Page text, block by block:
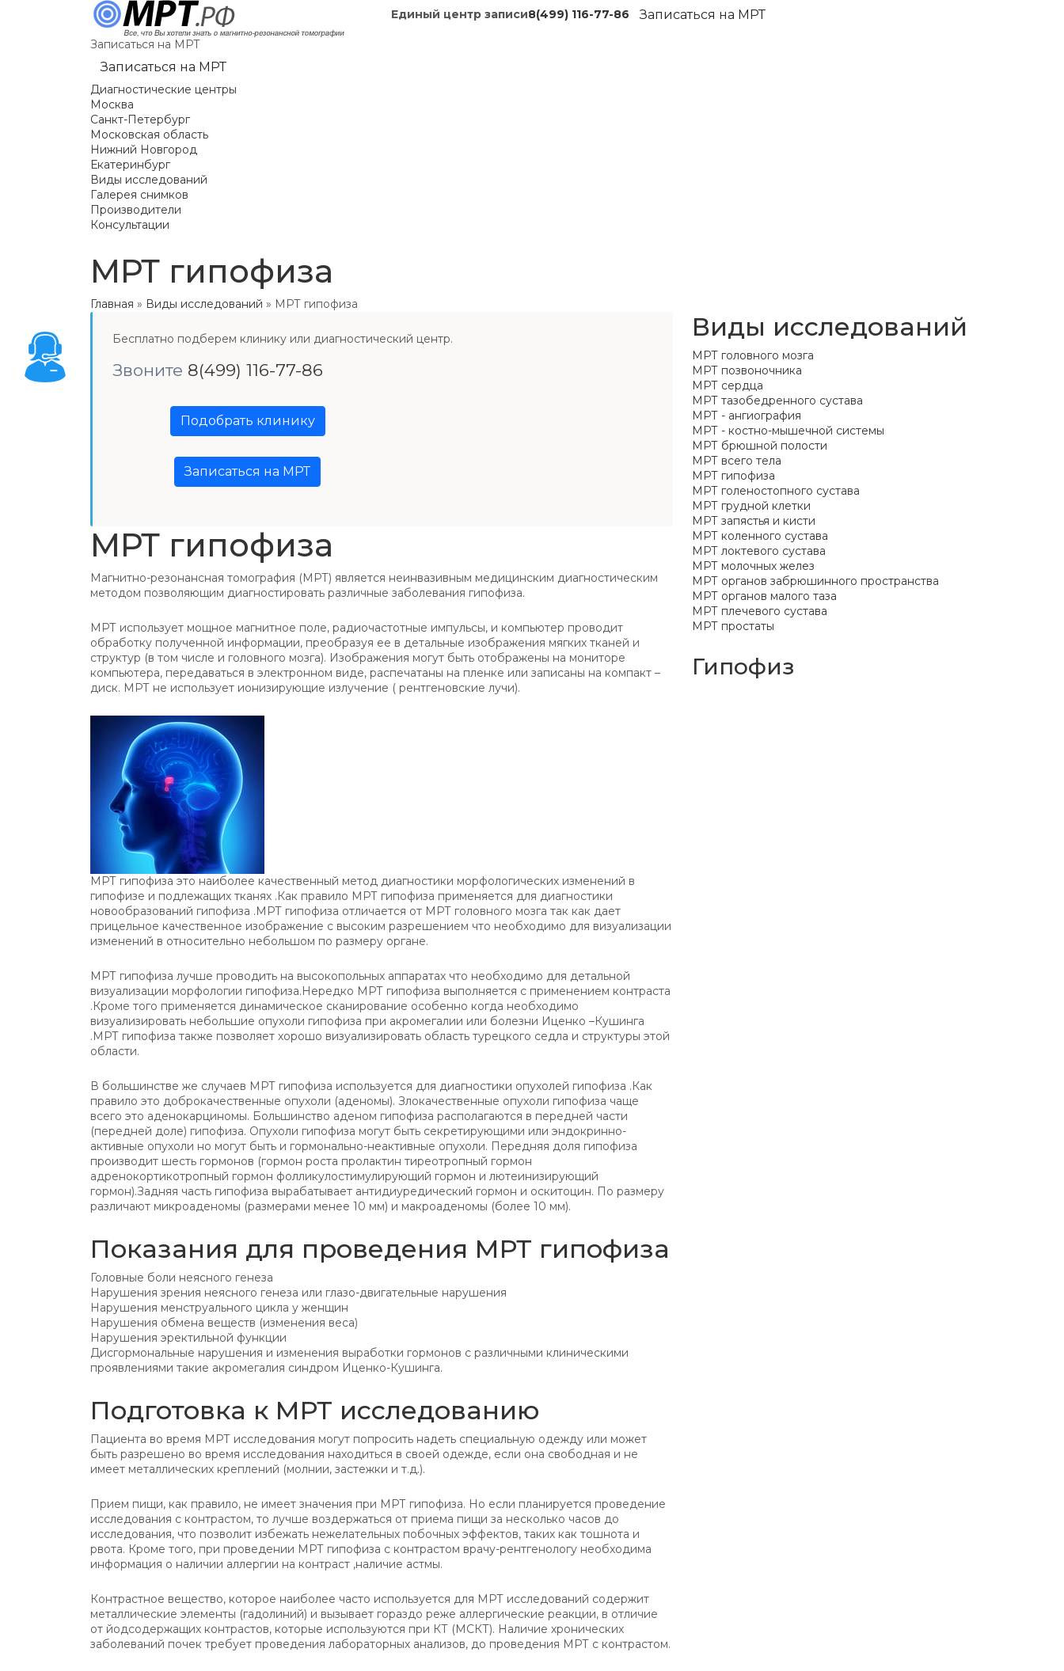
Единый центр записи8(499) 116-77-86 Записаться на МРТ
Записаться на МРТ
Записаться на МРТ
Диагностические центры
Москва
Санкт-Петербург
Московская область
Нижний Новгород
Екатеринбург
Виды исследований
Галерея снимков
Производители
Консультации
МРТ гипофиза
Главная » Виды исследований » МРТ гипофиза
Бесплатно подберем клинику или диагностический центр.
Звоните 8(499) 116-77-86
Подобрать клинику
Записаться на МРТ
МРТ гипофиза
Магнитно-резонансная томография (МРТ) является неинвазивным медицинским диагностическим
методом позволяющим диагностировать различные заболевания гипофиза.
МРТ использует мощное магнитное поле, радиочастотные импульсы, и компьютер проводит
обработку полученной информации, преобразуя ее в детальные изображения мягких тканей и
структур (в том числе и головного мозга). Изображения могут быть отображены на мониторе
компьютера, передаваться в электронном виде, распечатаны на пленке или записаны на компакт –
диск. МРТ не использует ионизирующие излучение ( рентгеновские лучи).
МРТ гипофиза это наиболее качественный метод диагностики морфологических изменений в
гипофизе и подлежащих тканях .Как правило МРТ гипофиза применяется для диагностики
новообразований гипофиза .МРТ гипофиза отличается от МРТ головного мозга так как дает
прицельное качественное изображение с высоким разрешением что необходимо для визуализации
изменений в относительно небольшом по размеру органе.
МРТ гипофиза лучше проводить на высокопольных аппаратах что необходимо для детальной
визуализации морфологии гипофиза.Нередко МРТ гипофиза выполняется с применением контраста
.Кроме того применяется динамическое сканирование особенно когда необходимо
визуализировать небольшие опухоли гипофиза при акромегалии или болезни Иценко –Кушинга
.МРТ гипофиза также позволяет хорошо визуализировать область турецкого седла и структуры этой
области.
В большинстве же случаев МРТ гипофиза используется для диагностики опухолей гипофиза .Как
правило это доброкачественные опухоли (аденомы). Злокачественные опухоли гипофиза чаще
всего это аденокарциномы. Большинство аденом гипофиза располагаются в передней части
(передней доле) гипофиза. Опухоли гипофиза могут быть секретирующими или эндокринно-
активные опухоли но могут быть и гормонально-неактивные опухоли. Передняя доля гипофиза
производит шесть гормонов (гормон роста пролактин тиреотропный гормон
адренокортикотропный гормон фолликулостимулирующий гормон и лютеинизирующий
гормон).Задняя часть гипофиза вырабатывает антидиуредический гормон и оскитоцин. По размеру
различают микроаденомы (размерами менее 10 мм) и макроаденомы (более 10 мм).
Показания для проведения МРТ гипофиза
Головные боли неясного генеза
Нарушения зрения неясного генеза или глазо-двигательные нарушения
Нарушения менструального цикла у женщин
Нарушения обмена веществ (изменения веса)
Нарушения эректильной функции
Дисгормональные нарушения и изменения выработки гормонов с различными клиническими
проявлениями такие акромегалия синдром Иценко-Кушинга.
Подготовка к МРТ исследованию
Пациента во время МРТ исследования могут попросить надеть специальную одежду или может
быть разрешено во время исследования находиться в своей одежде, если она свободная и не
имеет металлических креплений (молнии, застежки и т.д.).
Прием пищи, как правило, не имеет значения при МРТ гипофиза. Но если планируется проведение
исследования с контрастом, то лучше воздержаться от приема пищи за несколько часов до
исследования, что позволит избежать нежелательных побочных эффектов, таких как тошнота и
рвота. Кроме того, при проведении МРТ гипофиза с контрастом врачу-рентгенологу необходима
информация о наличии аллергии на контраст ,наличие астмы.
Контрастное вещество, которое наиболее часто используется для МРТ исследований содержит
металлические элементы (гадолиний) и вызывает гораздо реже аллергические реакции, в отличие
от йодсодержащих контрастов, которые используются при КТ (МСКТ). Наличие хронических
заболеваний почек требует проведения лабораторных анализов, до проведения МРТ с контрастом.
Виды исследований
МРТ головного мозга
МРТ позвоночника
МРТ сердца
МРТ тазобедренного сустава
МРТ - ангиография
МРТ - костно-мышечной системы
МРТ брюшной полости
МРТ всего тела
МРТ гипофиза
МРТ голеностопного сустава
МРТ грудной клетки
МРТ запястья и кисти
МРТ коленного сустава
МРТ локтевого сустава
МРТ молочных желез
МРТ органов забрюшинного пространства
МРТ органов малого таза
МРТ плечевого сустава
МРТ простаты
Гипофиз